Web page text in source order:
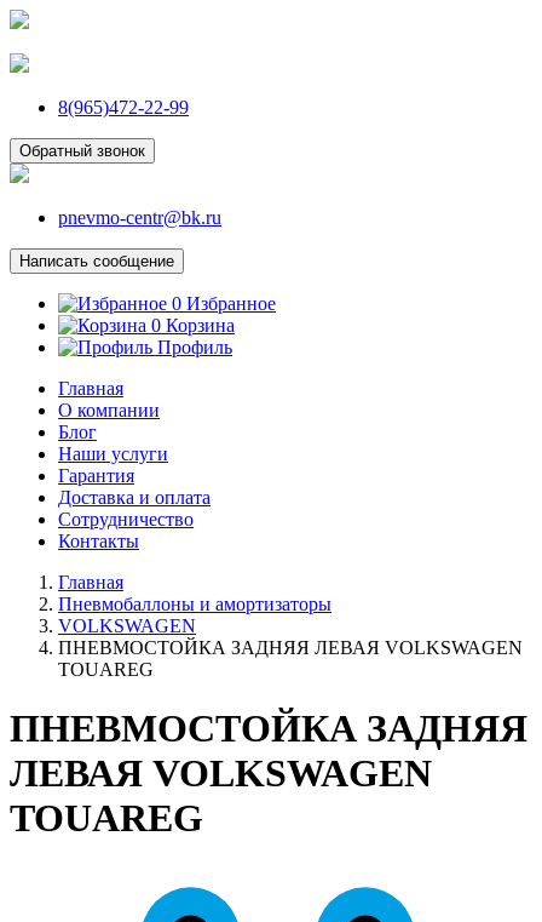
8(965)472-22-99
Обратный звонок
pnevmo-centr@bk.ru
Написать сообщение
0 Избранное
0 Корзина
Профиль
Главная
О компании
Блог
Наши услуги
Гарантия
Доставка и оплата
Сотрудничество
Контакты
Главная
Пневмобаллоны и амортизаторы
VOLKSWAGEN
ПНЕВМОСТОЙКА ЗАДНЯЯ ЛЕВАЯ VOLKSWAGEN
TOUAREG
ПНЕВМОСТОЙКА ЗАДНЯЯ
ЛЕВАЯ VOLKSWAGEN
TOUAREG